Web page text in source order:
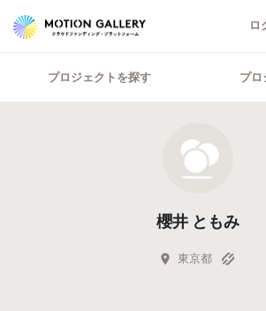
ロ
プロジェクトを探す プ
櫻井 ともみ
東京都